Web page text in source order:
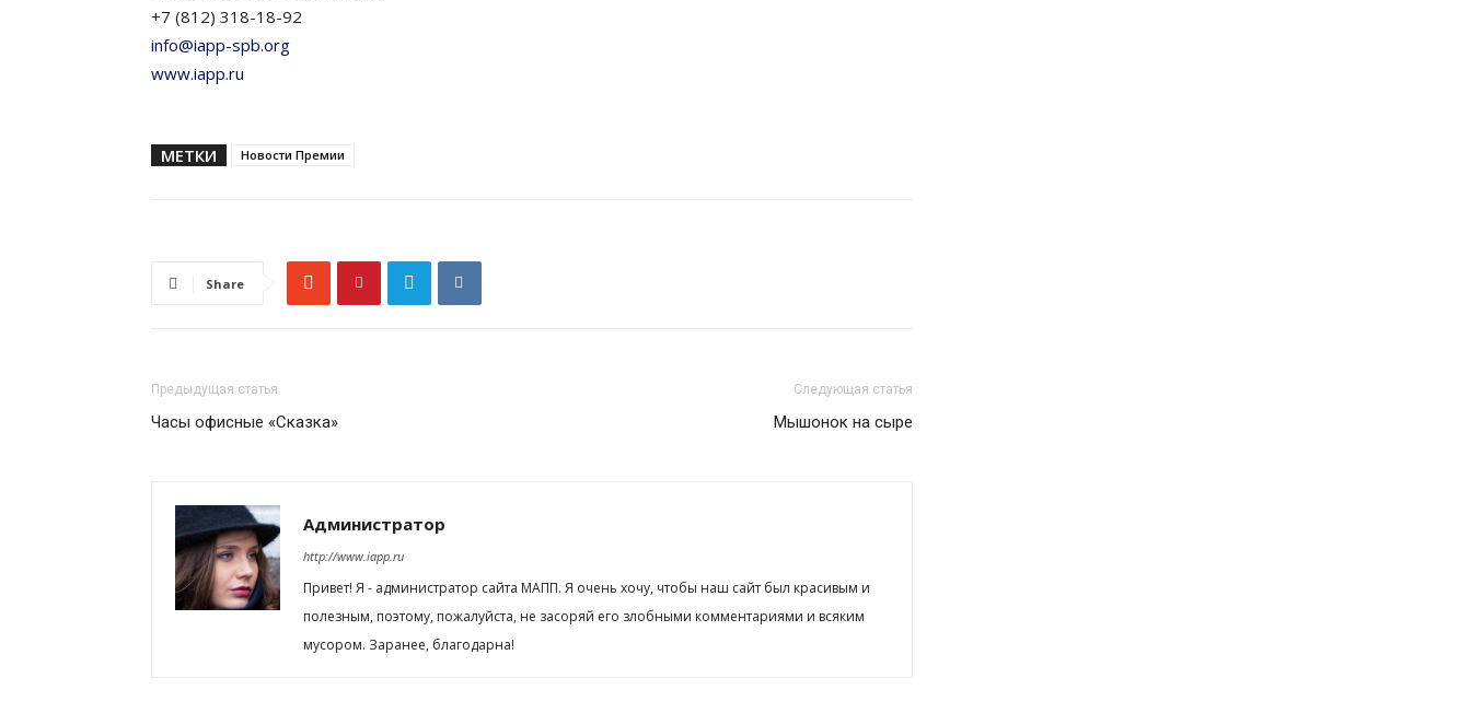
+7 (812) 318-18-92
info@iapp-spb.org
www.iapp.ru
МЕТКИ Новости Премии
Share
Предыдущая статья
Часы офисные «Сказка»
Следующая статья
Мышонок на сыре
Администратор
http://www.iapp.ru
Привет! Я - администратор сайта МАПП. Я очень хочу, чтобы наш сайт был красивым и
полезным, поэтому, пожалуйста, не засоряй его злобными комментариями и всяким
мусором. Заранее, благодарна!